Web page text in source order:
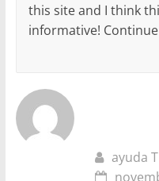
this site and I think
informative!
ayuda